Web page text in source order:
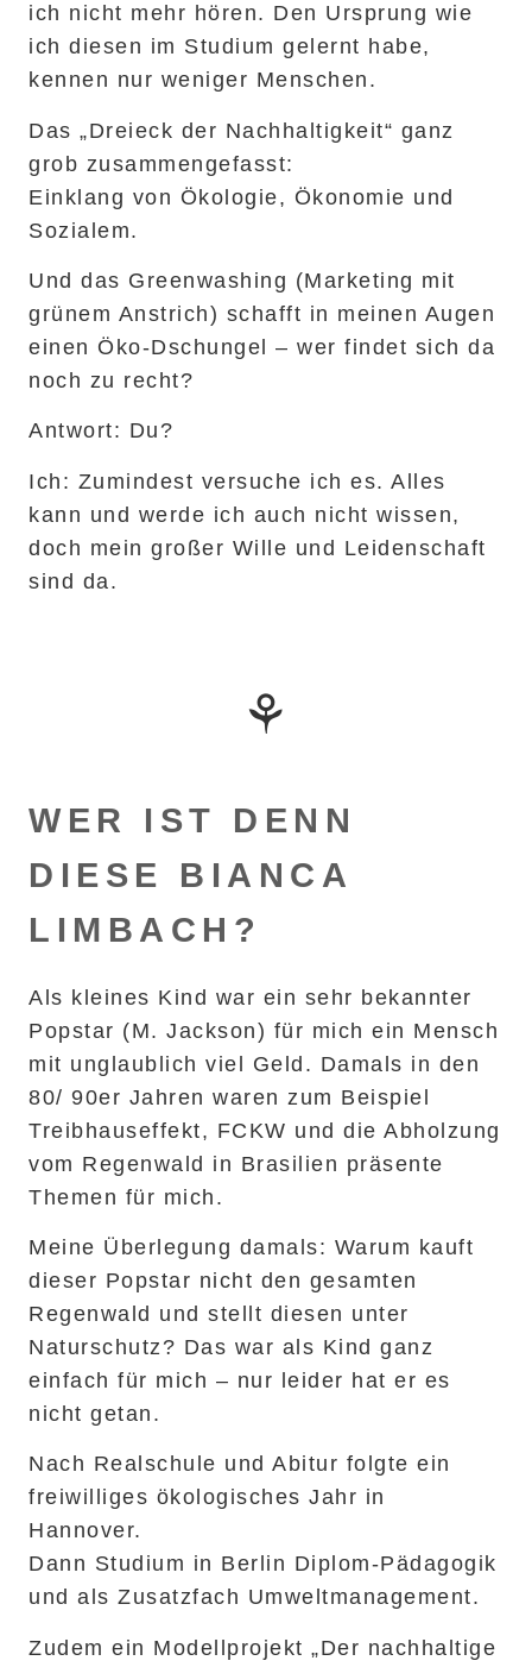
ich nicht mehr hören. Den Ursprung wie
ich diesen im Studium gelernt habe,
kennen nur weniger Menschen.
Das „Dreieck der Nachhaltigkeit“ ganz
grob zusammengefasst:
Einklang von Ökologie, Ökonomie und
Sozialem.
Und das Greenwashing (Marketing mit
grünem Anstrich) schafft in meinen Augen
einen Öko-Dschungel – wer findet sich da
noch zu recht?
Antwort: Du?
Ich: Zumindest versuche ich es. Alles
kann und werde ich auch nicht wissen,
doch mein großer Wille und Leidenschaft
sind da.
⚘
WER IST DENN
DIESE BIANCA
LIMBACH?
Als kleines Kind war ein sehr bekannter
Popstar (M. Jackson) für mich ein Mensch
mit unglaublich viel Geld. Damals in den
80/ 90er Jahren waren zum Beispiel
Treibhauseffekt, FCKW und die Abholzung
vom Regenwald in Brasilien präsente
Themen für mich.
Meine Überlegung damals: Warum kauft
dieser Popstar nicht den gesamten
Regenwald und stellt diesen unter
Naturschutz? Das war als Kind ganz
einfach für mich – nur leider hat er es
nicht getan.
Nach Realschule und Abitur folgte ein
freiwilliges ökologisches Jahr in
Hannover.
Dann Studium in Berlin Diplom-Pädagogik
und als Zusatzfach Umweltmanagement.
Zudem ein Modellprojekt „Der nachhaltige